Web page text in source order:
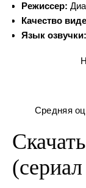
Режиссер:
Качество
Язык озвучки:
Средняя